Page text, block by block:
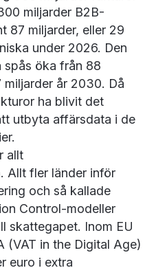
miljarder B2B-
87 miljarder, eller 29
under 2026. Den
spås öka från 88
miljarder år 2030. Då
ha blivit det
utbyta affärsdata i de
allt
Allt fler länder inför
och så kallade
Control-modeller
skattegapet. Inom EU
(VAT in the Digital Age)
euro i extra